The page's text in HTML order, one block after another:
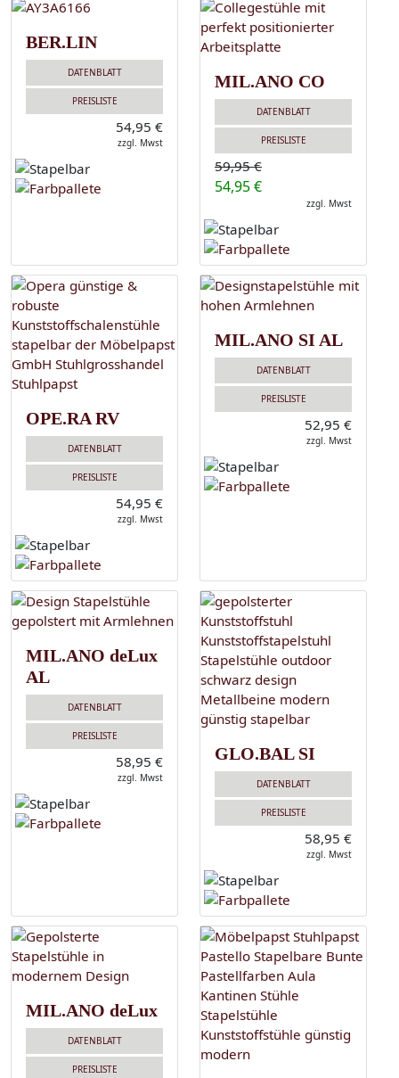
BER.LIN
DATENBLATT
PREISLISTE
54,95 €
zzgl. Mwst
MIL.ANO CO
DATENBLATT
PREISLISTE
59,95 €
54,95 €
zzgl. Mwst
OPE.RA RV
DATENBLATT
PREISLISTE
54,95 €
zzgl. Mwst
MIL.ANO SI AL
DATENBLATT
PREISLISTE
52,95 €
zzgl. Mwst
MIL.ANO deLux
AL
DATENBLATT
PREISLISTE
58,95 €
zzgl. Mwst
GLO.BAL SI
DATENBLATT
PREISLISTE
58,95 €
zzgl. Mwst
MIL.ANO deLux
DATENBLATT
PREISLISTE